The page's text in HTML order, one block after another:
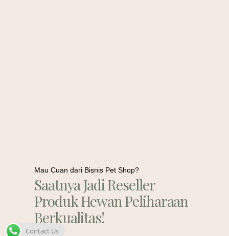
Mau Cuan dari Bisnis Pet Shop?
Saatnya Jadi Reseller
Produk Hewan Peliharaan
Berkualitas!
Contact Us